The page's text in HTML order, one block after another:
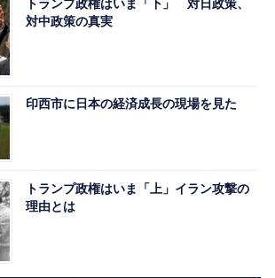
トランプ政権はいま「下」 対日政策、
対中政策の真実
印西市に日本の経済成長の現場を見た
トランプ政権はいま「上」イラン攻撃の
理由とは